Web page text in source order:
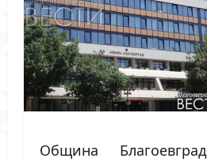
Община Благоевград